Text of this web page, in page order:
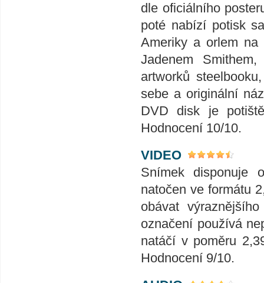
dle oficiálního
poté nabízí potisk
Ameriky a orlem na
Jadenem
artworků
sebe a originální
DVD disk je
Hodnocení 10/10.
VIDEO
Snímek disponuje
natočen ve formátu
obávat
označení používá
natáčí v poměru
Hodnocení 9/10.